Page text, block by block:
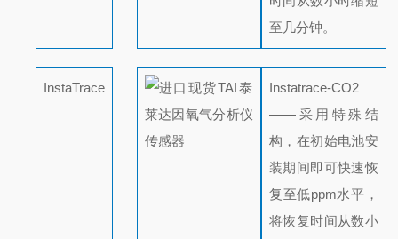
至几分钟。
InstaTrace
Instatrace-CO2
——采用特殊结
构，在初始电池安
装期间即可快速恢
复至低ppm水平，
将恢复时间从数小